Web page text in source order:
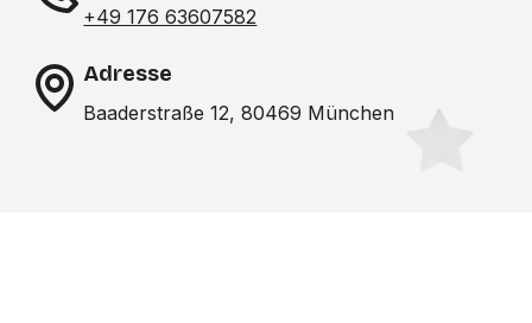
+49 176 63607582
Adresse
Baaderstraße 12, 80469 München